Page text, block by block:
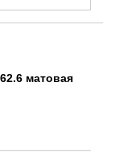
матовая